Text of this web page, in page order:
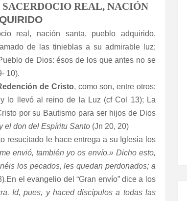
REAL, NACIÓN
real, nación santa, pueblo adquirido,
de las tinieblas a su admirable luz;
de Dios: ésos de los que antes no se
10).
de Cristo, como son, entre otros:
lo llevó al reino de la Luz (cf Col 13); La
por su Bautismo para ser hijos de Dios
el don del Espíritu Santo (Jn 20, 20)
resucitado le hace entrega a su Iglesia los
envió, también yo os envío.» Dicho esto,
los pecados, les quedan perdonados; a
.En el evangelio del “Gran envío” dice a los
Id, pues, y haced discípulos a todas las